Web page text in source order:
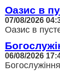
Оазис в
07/08/2026
Оазис в
06/08/2026